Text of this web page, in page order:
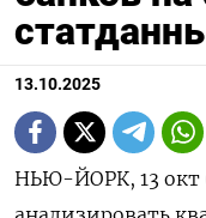
13.10.2025
НЬЮ-ЙОРК, 13 окт